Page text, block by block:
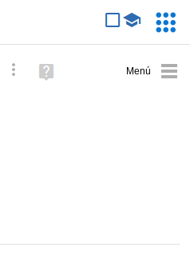
Búsqueda avanzada
Ayuda
(en